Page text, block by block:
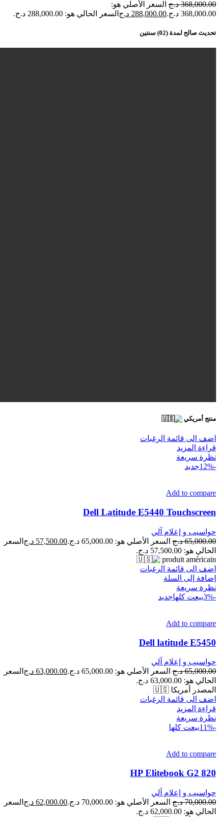
368,000.00 د.ج السعر الأصلي هو:
368,000.00 د.ج.
288,000.00 د.ج السعر الحالي هو: 288,000.00 د.ج.
تحديث صالح لمدة (02) سنتين
منتج أمريكي
اضف الى قائمة الرغبات
قراءة المزيد
نظرة سريعة
-12%
جديد
Add to compare
Dell Latitude E5440 Touchscreen
حواسيب و إعلام آلي
65,000.00 د.ج السعر الأصلي هو: 65,000.00 د.ج. 57,500.00 د.ج السعر
الحالي هو: 57,500.00 د.ج.
produit américain
اضف الى قائمة الرغبات
إضافة إلى السلة
نظرة سريعة
-3%
بيعت كلهاجديد
Add to compare
Dell latitude E5450
حواسيب و إعلام آلي
65,000.00 د.ج السعر الأصلي هو: 65,000.00 د.ج. 63,000.00 د.ج السعر
الحالي هو: 63,000.00 د.ج.
المصدر أمريكا 🇺🇸
اضف الى قائمة الرغبات
قراءة المزيد
نظرة سريعة
-11%
بيعت كلها
Add to compare
HP Elitebook G2 820
حواسيب و إعلام آلي
70,000.00 د.ج السعر الأصلي هو: 70,000.00 د.ج. 62,000.00 د.ج السعر
الحالي هو: 62,000.00 د.ج.